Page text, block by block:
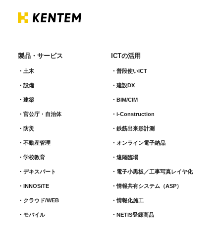
製品・サービス
土木
設備
建築
官公庁・自治体
防災
不動産管理
学校教育
デキスパート
INNOSiTE
クラウド/WEB
モバイル
ICTの活用
普段使いICT
建設DX
BIM/CIM
i-Construction
鉄筋出来形計測​
オンライン電子納品
遠隔臨場
電子小黒板／工事写真レイヤ化
情報共有システム（ASP）
情報化施工
NETIS登録商品